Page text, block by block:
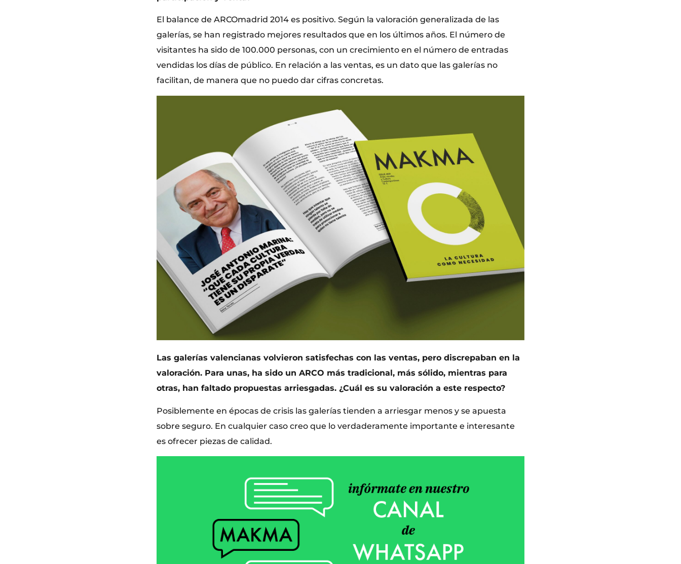
El balance de ARCOmadrid 2014 es positivo. Según la valoración generalizada de las
galerías, se han registrado mejores resultados que en los últimos años. El número de
visitantes ha sido de 100.000 personas, con un crecimiento en el número de entradas
vendidas los días de público. En relación a las ventas, es un dato que las galerías no
facilitan, de manera que no puedo dar cifras concretas.
Las galerías valencianas volvieron satisfechas con las ventas, pero discrepaban en la
valoración. Para unas, ha sido un ARCO más tradicional, más sólido, mientras para
otras, han faltado propuestas arriesgadas. ¿Cuál es su valoración a este respecto?
Posiblemente en épocas de crisis las galerías tienden a arriesgar menos y se apuesta
sobre seguro. En cualquier caso creo que lo verdaderamente importante e interesante
es ofrecer piezas de calidad.